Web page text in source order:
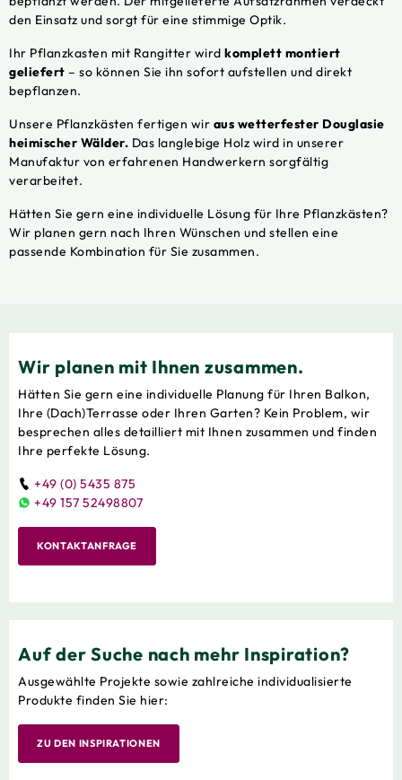
den Einsatz und sorgt für eine stimmige Optik.
Ihr Pflanzkasten mit Rangitter wird komplett montiert
geliefert – so können Sie ihn sofort aufstellen und direkt
bepflanzen.
Unsere Pflanzkästen fertigen wir aus wetterfester Douglasie
heimischer Wälder. Das langlebige Holz wird in unserer
Manufaktur von erfahrenen Handwerkern sorgfältig
verarbeitet.
Hätten Sie gern eine individuelle Lösung für Ihre Pflanzkästen?
Wir planen gern nach Ihren Wünschen und stellen eine
passende Kombination für Sie zusammen.
Wir planen mit Ihnen zusammen.
Hätten Sie gern eine individuelle Planung für Ihren Balkon,
Ihre (Dach)Terrasse oder Ihren Garten? Kein Problem, wir
besprechen alles detailliert mit Ihnen zusammen und finden
Ihre perfekte Lösung.
+49 (0) 5435 875
+49 157 52498807
KONTAKTANFRAGE
Auf der Suche nach mehr Inspiration?
Ausgewählte Projekte sowie zahlreiche individualisierte
Produkte finden Sie hier:
ZU DEN INSPIRATIONEN